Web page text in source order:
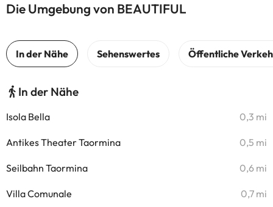
Die Umgebung von BEAUTIFUL
In der Nähe
Isola Bella 0,3 mi
Antikes Theater Taormina 0,5 mi
Seilbahn Taormina 0,6 mi
Villa Comunale 0,7 mi